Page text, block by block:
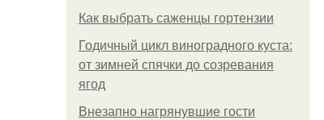
Как выбрать саженцы гортензии
Годичный цикл виноградного куста:
от зимней спячки до созревания
ягод
Внезапно нагрянувшие гости